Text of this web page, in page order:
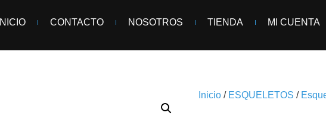
INICIO CONTACTO NOSOTROS TIENDA MI CUENTA
Inicio / ESQUELETOS /